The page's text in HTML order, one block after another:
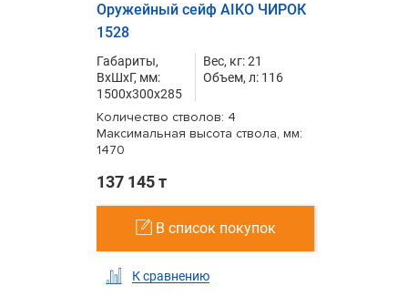
Оружейный сейф AIKO ЧИРОК
1528
Габариты,
ВxШxГ, мм:
1500x300x285
Вес, кг: 21
Объем, л: 116
Количество стволов: 4
Максимальная высота ствола, мм:
1470
137 145 т
В список покупок
К сравнению